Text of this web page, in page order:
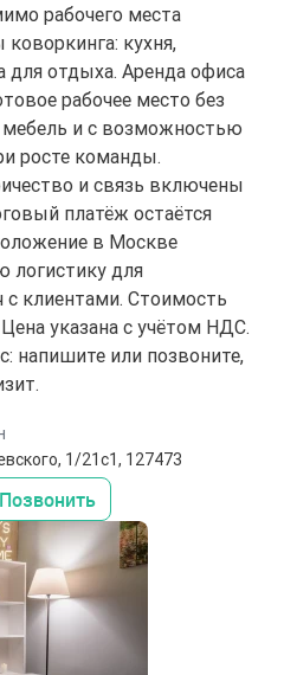
рабочего места
кухня,
для отдыха. Аренда офиса
рабочее место без
и с возможностью
росте команды.
и связь включены
платёж остаётся
в Москве
логистику для
с клиентами. Стоимость
указана с учётом НДС.
напишите или позвоните,
1/21с1, 127473
Позвонить